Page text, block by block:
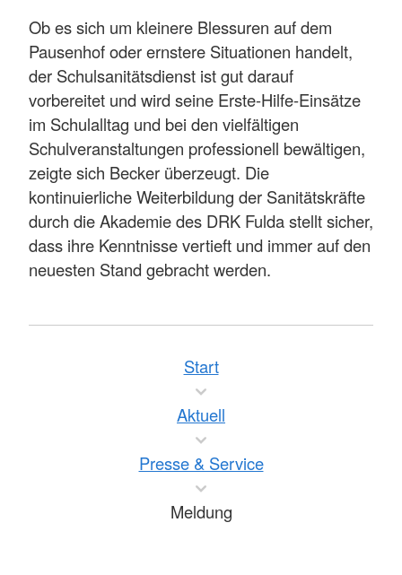
Ob es sich um kleinere Blessuren auf dem
Pausenhof oder ernstere Situationen handelt,
der Schulsanitätsdienst ist gut darauf
vorbereitet und wird seine Erste-Hilfe-Einsätze
im Schulalltag und bei den vielfältigen
Schulveranstaltungen professionell bewältigen,
zeigte sich Becker überzeugt. Die
kontinuierliche Weiterbildung der Sanitätskräfte
durch die Akademie des DRK Fulda stellt sicher,
dass ihre Kenntnisse vertieft und immer auf den
neuesten Stand gebracht werden.
Start
Aktuell
Presse & Service
Meldung